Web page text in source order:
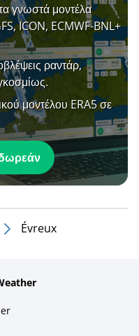
γνωστά μοντέλα
ICON, ECMWF-BNL+
ραντάρ,
μοντέλου ERA5 σε
Évreux